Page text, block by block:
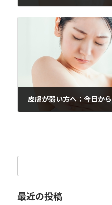
皮膚が弱い方へ：今日か
最近の投稿